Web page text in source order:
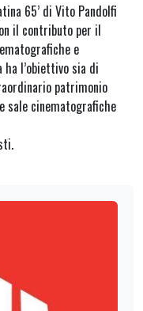
65’ di Vito Pandolfi
il contributo per il
e
ha l’obiettivo sia di
patrimonio
sale cinematografiche